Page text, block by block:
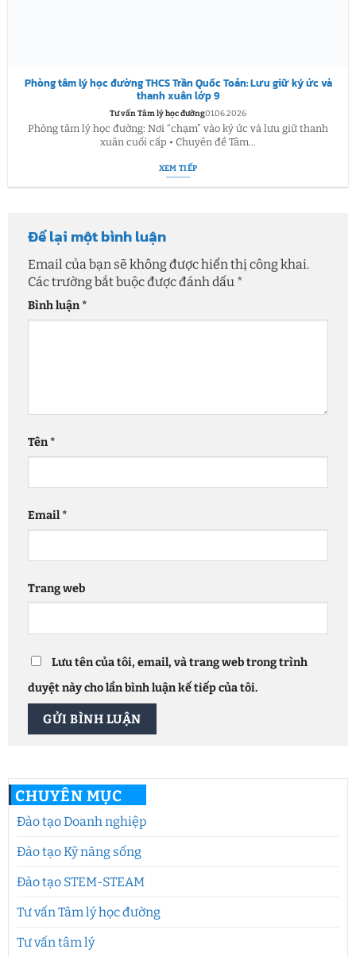
CHUYÊN MỤC
Đào tạo Doanh nghiệp
Đào tạo Kỹ năng sống
Đào tạo STEM-STEAM
Tư vấn Tâm lý học đường
Tư vấn tâm lý
Phòng tâm lý học đường THCS Trần Quốc Toản: Lưu giữ ký ức và
thanh xuân lớp 9
Tư vấn Tâm lý học đường01.06.2026
Phòng tâm lý học đường: Nơi “chạm” vào ký ức và lưu giữ thanh
xuân cuối cấp • Chuyên đề Tâm...
XEM TIẾP
Để lại một bình luận
Email của bạn sẽ không được hiển thị công khai.
Các trường bắt buộc được đánh dấu *
Bình luận *
Tên *
Email *
Trang web
Lưu tên của tôi, email, và trang web trong trình
duyệt này cho lần bình luận kế tiếp của tôi.